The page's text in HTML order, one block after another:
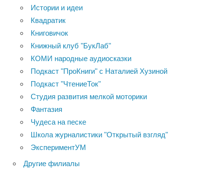
Истории и идеи
Квадратик
Книговичок
Книжный клуб "БукЛаб"
КОМИ народные аудиосказки
Подкаст "ПроКниги" с Наталией Хузиной
Подкаст "ЧтениеТок"
Студия развития мелкой моторики
Фантазия
Чудеса на песке
Школа журналистики "Открытый взгляд"
ЭкспериментУМ
Другие филиалы